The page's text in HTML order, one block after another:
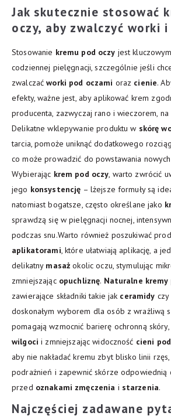
Jak skutecznie stosować
oczy, aby zwalczyć worki i
Stosowanie kremu pod oczy jest
codziennej pielęgnacji, szczególnie jeśli
zwalczaćworki pod oczami oraz cienie.
efekty, ważne jest, aby aplikować krem
producenta, zazwyczaj rano i wieczorem, na
Delikatne wklepywanie produktu w skórę
tarcia, pomoże uniknąć dodatkowego
co może prowadzić do powstawania
Wybierając krem pod oczy, warto zwrócić
jego konsystencję – lżejsze formuły są
natomiast bogatsze, często określane jako
sprawdzą się w pielęgnacji nocnej,
podczas snu.Warto również poszukiwać
aplikatorami, które ułatwiają aplikację, a
delikatny masaż okolic oczu, stymulując
zmniejszając opuchliznę. Naturalne kremy
zawierające składniki takie jak ceramidy czy
doskonałym wyborem dla osób z wrażliwą
pomagają wzmocnić barierę ochronną
wilgoci i zmniejszając widoczność cieni
aby nie nakładać kremu zbyt blisko linii
podrażnień i zapewnić skórze odpowiednią
przed oznakami zmęczenia i starzenia.
Najczęściej zadawane